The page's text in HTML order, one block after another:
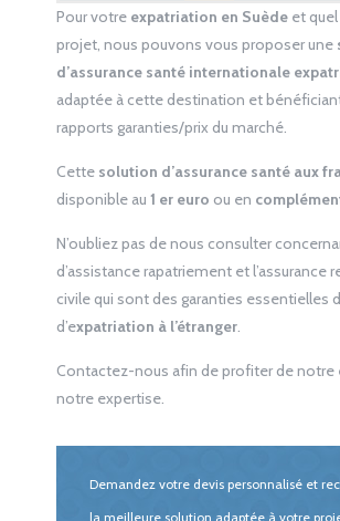
Pour votre expatriation en Suèdeet quel
projet, nous pouvons vous proposer une
d’assurance santé internationale
adaptée à cette destination et
rapports garanties/prix du marché.
Cette solution d’assurance santé aux
disponible au 1 er euro ou en
N’oubliez pas de nous consulter
d’assistance rapatriement et l’assurance
civile qui sont des garanties essentielles
d’expatriation à l’étranger.
Contactez-nous afin de profiter de notre
notre expertise.
Demandez votre devis personnalisé et
la meilleure solution adaptée à votre